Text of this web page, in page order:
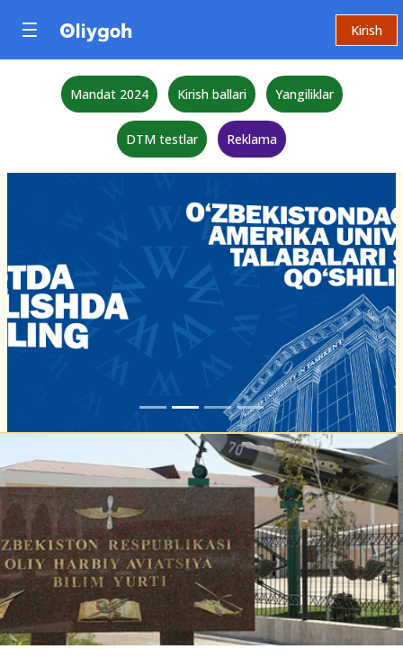
Kirish
Mandat 2024 Kirish ballari Yangiliklar
DTM testlar Reklama